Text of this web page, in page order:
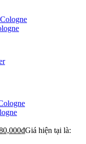
₫Giá hiện tại là: